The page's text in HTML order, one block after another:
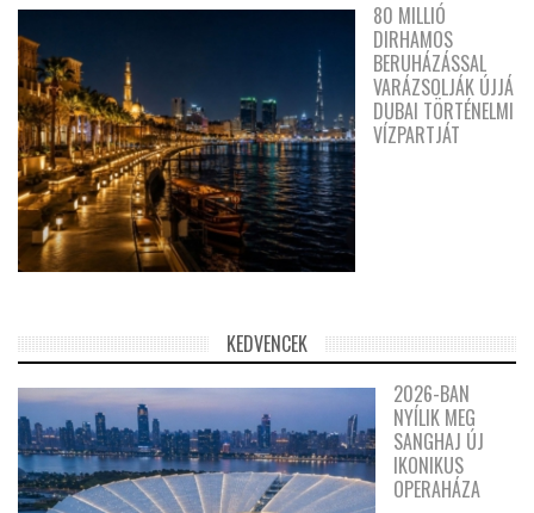
80 MILLIÓ
DIRHAMOS
BERUHÁZÁSSAL
VARÁZSOLJÁK ÚJJÁ
DUBAI TÖRTÉNELMI
VÍZPARTJÁT
KEDVENCEK
2026-BAN
NYÍLIK MEG
SANGHAJ ÚJ
IKONIKUS
OPERAHÁZA